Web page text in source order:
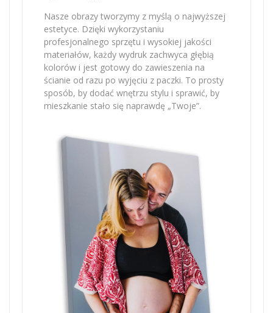
Nasze obrazy tworzymy z myślą o najwyższej
estetyce. Dzięki wykorzystaniu
profesjonalnego sprzętu i wysokiej jakości
materiałów, każdy wydruk zachwyca głębią
kolorów i jest gotowy do zawieszenia na
ścianie od razu po wyjęciu z paczki. To prosty
sposób, by dodać wnętrzu stylu i sprawić, by
mieszkanie stało się naprawdę „Twoje”.